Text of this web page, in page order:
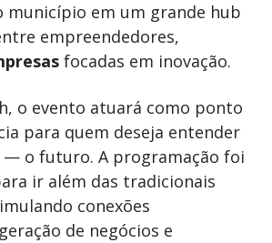
em um grande hub
empreendedores,
focadas em inovação.
o evento atuará como ponto
para quem deseja entender
o futuro. A programação foi
ir além das tradicionais
conexões
de negócios e